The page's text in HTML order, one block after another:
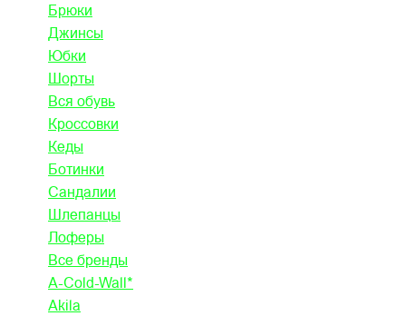
Брюки
Джинсы
Юбки
Шорты
Вся обувь
Кроссовки
Кеды
Ботинки
Сандалии
Шлепанцы
Лоферы
Все бренды
A-Cold-Wall*
Akila